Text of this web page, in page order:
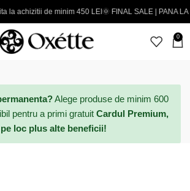
de minim 450 LEI🌞 FINAL SALE | PANA LA -50% -
0
Alege produse de minim 600
pentru a primi gratuit Cardul Premium,
loc plus alte beneficii!